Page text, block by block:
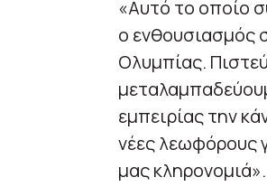
«Αυτό το οποίο
ο ενθουσιασμός
Ολυμπίας.
εμπειρίας την
νέες λεωφόρους
μας κληρονομιά».